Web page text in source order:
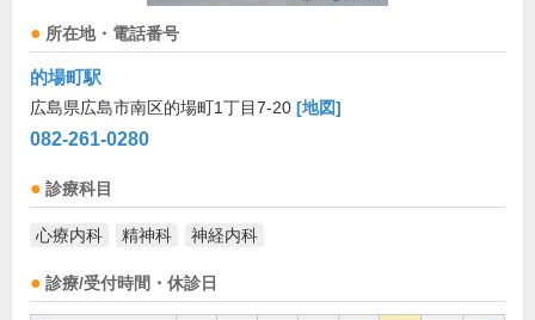
所在地・電話番号
的場町駅
広島県広島市南区的場町1丁目7-20 [地図]
082-261-0280
診療科目
心療内科 精神科 神経内科
診療/受付時間・休診日